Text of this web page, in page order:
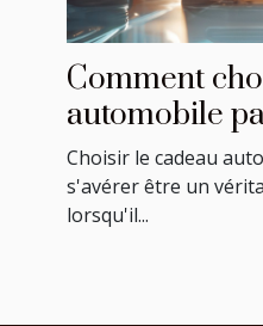
Comment
automobile
chaque
Choisir le cadeau
s'avérer être un
lorsqu'il...